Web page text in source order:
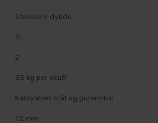
Standard dybde
11
2
35 kg per skuff
Kaldvalset stål og gummitre
1,2 mm